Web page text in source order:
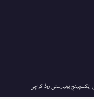
یونیورسٹی روڈ کراچی